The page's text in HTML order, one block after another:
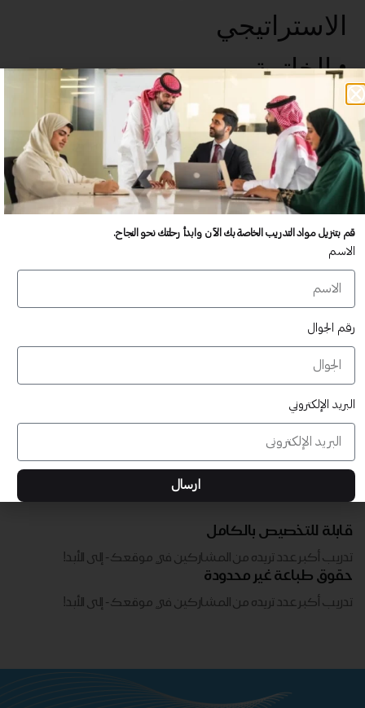
الاستراتيجي
• الخاتمة
عدد غير محدود من المستخدمين
تدريب أكبر عدد تريده من المشاركين في موقعك - ​​إلى الأبد!
لا توجد رسوم تجديد سنوية
تدريب أكبر عدد تريده من المشاركين في موقعك - ​​إلى الأبد!
قابلة للتخصيص بالكامل
تدريب أكبر عدد تريده من المشاركين في موقعك - ​​إلى الأبد!
حقوق طباعة غير محدودة
تدريب أكبر عدد تريده من المشاركين في موقعك - ​​إلى الأبد!
قم بتنزيل مواد التدريب الخاصة بك الآن وابدأ رحلتك نحو النجاح.
الاسم
رقم الجوال
البريد الإلكتروني
ارسال